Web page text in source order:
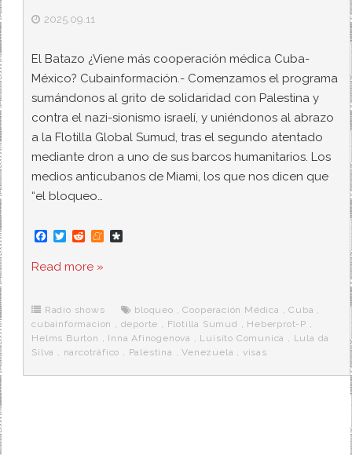
2025.09.11
El Batazo ¿Viene más cooperación médica Cuba-
México? Cubainformación.- Comenzamos el programa
sumándonos al grito de solidaridad con Palestina y
contra el nazi-sionismo israelí, y uniéndonos al abrazo
a la Flotilla Global Sumud, tras el segundo atentado
mediante dron a uno de sus barcos humanitarios. Los
medios anticubanos de Miami, los que nos dicen que
“el bloqueo…
F
c
e
o
k
T
i
t
r
R
d
d
M
e
r
a
Read more »
Radio shows bloqueo ,Cooperación Médica ,Cuba ,
cubainformacion , deporte , Flotilla Sumud , Heberprot-P ,
Helms Burton , Inna Afinogenova , Luisito Comunica , Lula da
Silva , narcotráfico , Palestina ,Venezuela , visas